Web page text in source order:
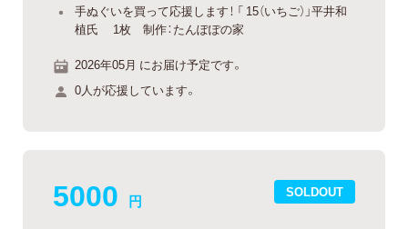
手ぬぐいを買って応援します！ 「 15（いちご）」平井和
植氏 1枚 制作：たんぽぽの家
2026年05月 にお届け予定です。
0人が応援しています。
SOLDOUT
5000 円